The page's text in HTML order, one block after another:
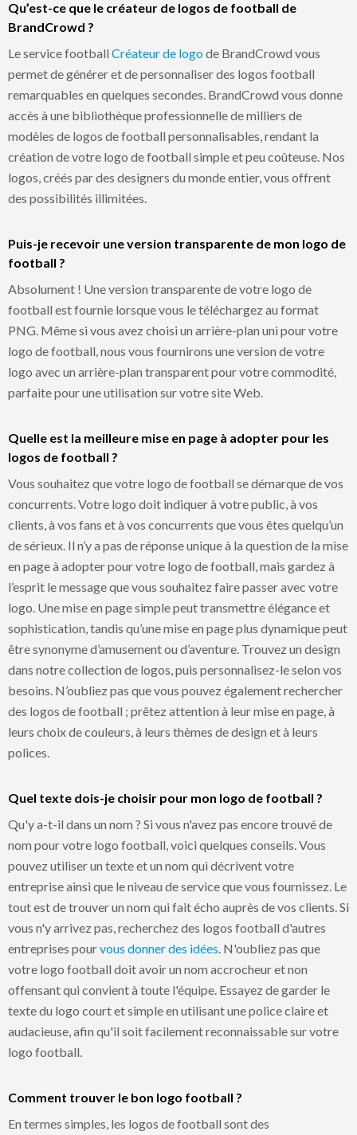
Qu’est-ce que le créateur de logos de football de
BrandCrowd ?
Le service football Créateur de logode BrandCrowd vous
permet de générer et de personnaliser des logos football
remarquables en quelques secondes. BrandCrowd vous donne
accès à une bibliothèque professionnelle de milliers de
modèles de logos de football personnalisables, rendant la
création de votre logo de football simple et peu coûteuse. Nos
logos, créés par des designers du monde entier, vous offrent
des possibilités illimitées.
Puis-je recevoir une version transparente de mon logo de
football ?
Absolument ! Une version transparente de votre logo de
football est fournie lorsque vous le téléchargez au format
PNG. Même si vous avez choisi un arrière-plan uni pour votre
logo de football, nous vous fournirons une version de votre
logo avec un arrière-plan transparent pour votre commodité,
parfaite pour une utilisation sur votre site Web.
Quelle est la meilleure mise en page à adopter pour les
logos de football ?
Vous souhaitez que votre logo de football se démarque de vos
concurrents. Votre logo doit indiquer à votre public, à vos
clients, à vos fans et à vos concurrents que vous êtes quelqu’un
de sérieux. Il n’y a pas de réponse unique à la question de la mise
en page à adopter pour votre logo de football, mais gardez à
l’esprit le message que vous souhaitez faire passer avec votre
logo. Une mise en page simple peut transmettre élégance et
sophistication, tandis qu’une mise en page plus dynamique peut
être synonyme d’amusement ou d’aventure. Trouvez un design
dans notre collection de logos, puis personnalisez-le selon vos
besoins. N’oubliez pas que vous pouvez également rechercher
des logos de football ; prêtez attention à leur mise en page, à
leurs choix de couleurs, à leurs thèmes de design et à leurs
polices.
Quel texte dois-je choisir pour mon logo de football ?
Qu'y a-t-il dans un nom ? Si vous n'avez pas encore trouvé de
nom pour votre logo football, voici quelques conseils. Vous
pouvez utiliser un texte et un nom qui décrivent votre
entreprise ainsi que le niveau de service que vous fournissez. Le
tout est de trouver un nom qui fait écho auprès de vos clients. Si
vous n'y arrivez pas, recherchez des logos football d'autres
entreprises pourvous donner des idées . N'oubliez pas que
votre logo football doit avoir un nom accrocheur et non
offensant qui convient à toute l'équipe. Essayez de garder le
texte du logo court et simple en utilisant une police claire et
audacieuse, afin qu'il soit facilement reconnaissable sur votre
logo football.
Comment trouver le bon logo football ?
En termes simples, les logos de football sont des